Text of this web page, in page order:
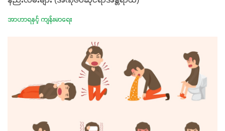
အာဟာရနှင့် ကျန်းမာရေး